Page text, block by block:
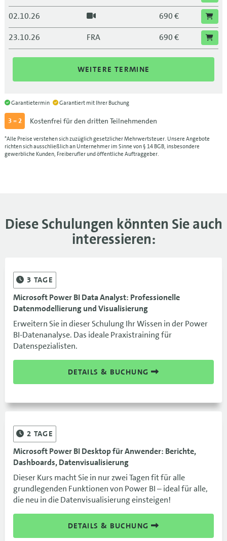
02.10.26
690 €
23.10.26
FRA
690 €
23.10.26
690 €
13.11.26
DRS
690 €
13.11.26
04.12.26
MUC
04.12.26
690 €
WEITERE TERMINE
Garantietermin Garantiert mit Ihrer Buchung
3 = 2 Kostenfrei für den dritten Teilnehmenden
*Alle Preise verstehen sich zuzüglich gesetzlicher Mehrwertsteuer. Unsere Angebote
richten sich ausschließlich an Unternehmer im Sinne von § 14 BGB, insbesondere
gewerbliche Kunden, Freiberufler und öffentliche Auftraggeber.
Diese Schulungen könnten Sie auch
interessieren:
3 TAGE
Microsoft Power BI Data Analyst: Professionelle
Datenmodellierung und Visualisierung
Erweitern Sie in dieser Schulung Ihr Wissen in der Power
BI-Datenanalyse. Das ideale Praxistraining für
Datenspezialisten.
DETAILS & BUCHUNG
2 TAGE
Microsoft Power BI Desktop für Anwender: Berichte,
Dashboards, Datenvisualisierung
Dieser Kurs macht Sie in nur zwei Tagen fit für alle
grundlegenden Funktionen von Power BI – ideal für alle,
die neu in die Datenvisualisierung einsteigen!
DETAILS & BUCHUNG